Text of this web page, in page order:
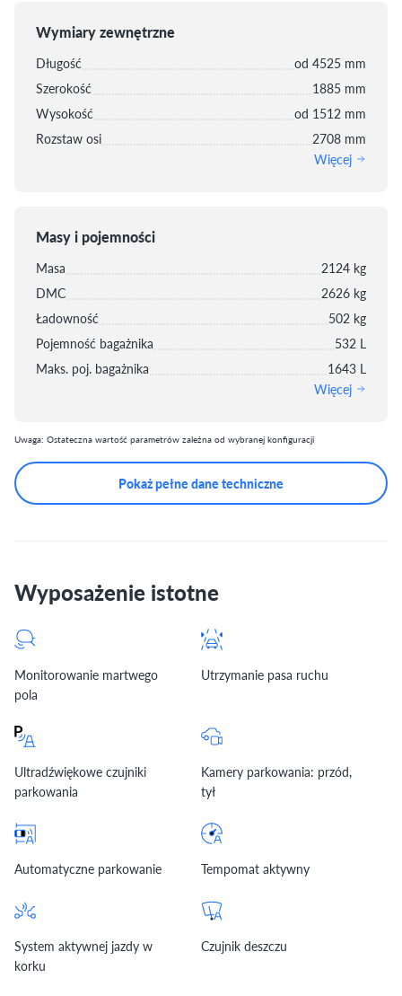
Wymiary zewnętrzne
Długość
od 4525 mm
Szerokość
1885 mm
Wysokość
od 1512 mm
Rozstaw osi
2708 mm
Więcej
Masy i pojemności
Masa
2124 kg
DMC
2626 kg
Ładowność
502 kg
Pojemność bagażnika
532 L
Maks. poj. bagażnika
1643 L
Więcej
Uwaga: Ostateczna wartość parametrów zależna od wybranej konfiguracji
Pokaż pełne dane techniczne
Wyposażenie istotne
Monitorowanie martwego
pola
Utrzymanie pasa ruchu
Ultradźwiękowe czujniki
parkowania
Kamery parkowania: przód,
tył
Automatyczne parkowanie Tempomat aktywny
System aktywnej jazdy w
korku
Czujnik deszczu